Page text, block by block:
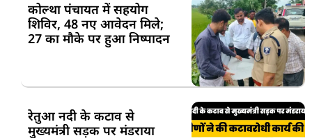
कोल्था पंचायत में सहयोग
शिविर, 48 नए आवेदन मिले;
27 का मौके पर हुआ निष्पादन
रेतुआ नदी के कटाव से
मुख्यमंत्री सड़क पर मंडराया